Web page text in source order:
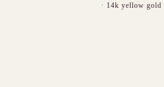
· 14k yellow gold